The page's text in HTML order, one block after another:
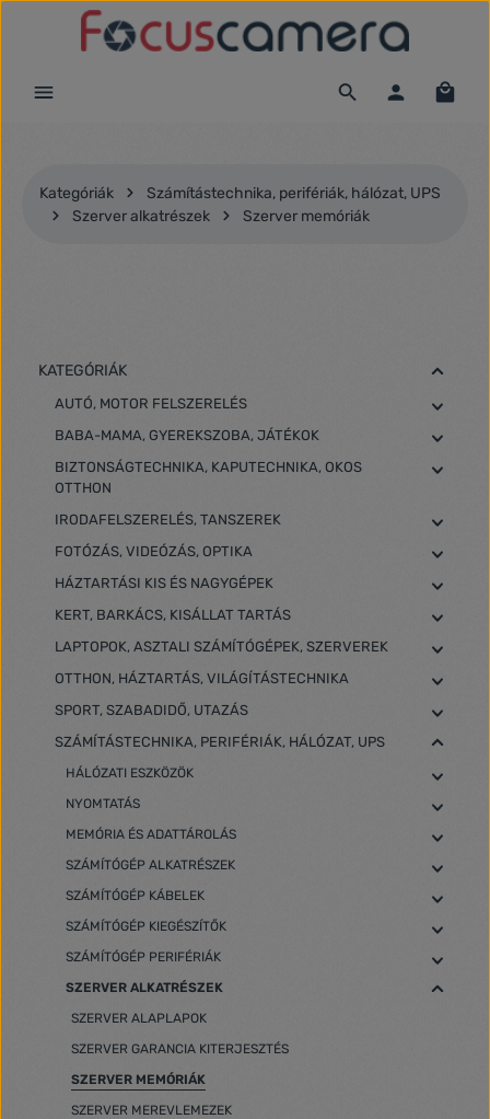
Ugrás a fő tartalomra
Kategóriák
Számítástechnika, perifériák, hálózat, UPS
Szerver alkatrészek
Szerver memóriák
KATEGÓRIÁK
AUTÓ, MOTOR FELSZERELÉS
BABA-MAMA, GYEREKSZOBA, JÁTÉKOK
BIZTONSÁGTECHNIKA, KAPUTECHNIKA, OKOS
OTTHON
IRODAFELSZERELÉS, TANSZEREK
FOTÓZÁS, VIDEÓZÁS, OPTIKA
HÁZTARTÁSI KIS ÉS NAGYGÉPEK
KERT, BARKÁCS, KISÁLLAT TARTÁS
LAPTOPOK, ASZTALI SZÁMÍTÓGÉPEK, SZERVEREK
OTTHON, HÁZTARTÁS, VILÁGÍTÁSTECHNIKA
SPORT, SZABADIDŐ, UTAZÁS
SZÁMÍTÁSTECHNIKA, PERIFÉRIÁK, HÁLÓZAT, UPS
HÁLÓZATI ESZKÖZÖK
NYOMTATÁS
MEMÓRIA ÉS ADATTÁROLÁS
SZÁMÍTÓGÉP ALKATRÉSZEK
SZÁMÍTÓGÉP KÁBELEK
SZÁMÍTÓGÉP KIEGÉSZÍTŐK
SZÁMÍTÓGÉP PERIFÉRIÁK
SZERVER ALKATRÉSZEK
SZERVER ALAPLAPOK
SZERVER GARANCIA KITERJESZTÉS
SZERVER MEMÓRIÁK
SZERVER MEREVLEMEZEK